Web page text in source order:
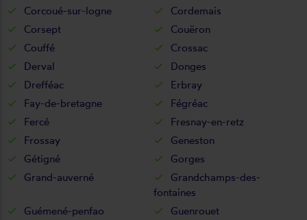
Corcoué-sur-logne
Cordemais
Corsept
Couëron
Couffé
Crossac
Derval
Donges
Drefféac
Erbray
Fay-de-bretagne
Fégréac
Fercé
Fresnay-en-retz
Frossay
Geneston
Gétigné
Gorges
Grand-auverné
Grandchamps-des-
fontaines
Guémené-penfao
Guenrouet